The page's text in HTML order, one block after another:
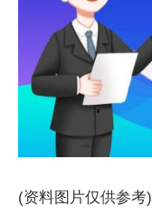
(资料图片仅供参考)